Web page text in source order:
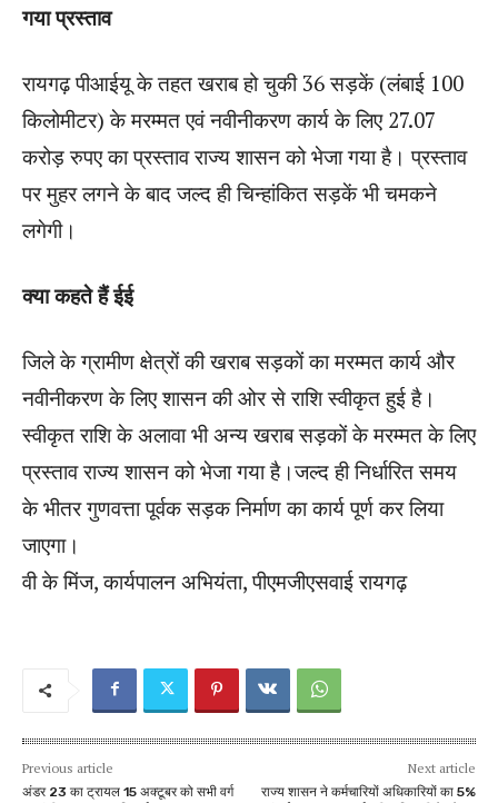
गया प्रस्ताव
रायगढ़ पीआईयू के तहत खराब हो चुकी 36 सड़कें (लंबाई 100
किलोमीटर) के मरम्मत एवं नवीनीकरण कार्य के लिए 27.07
करोड़ रुपए का प्रस्ताव राज्य शासन को भेजा गया है। प्रस्ताव
पर मुहर लगने के बाद जल्द ही चिन्हांकित सड़कें भी चमकने
लगेगी।
क्या कहते हैं ईई
जिले के ग्रामीण क्षेत्रों की खराब सड़कों का मरम्मत कार्य और
नवीनीकरण के लिए शासन की ओर से राशि स्वीकृत हुई है।
स्वीकृत राशि के अलावा भी अन्य खराब सड़कों के मरम्मत के लिए
प्रस्ताव राज्य शासन को भेजा गया है।जल्द ही निर्धारित समय
के भीतर गुणवत्ता पूर्वक सड़क निर्माण का कार्य पूर्ण कर लिया
जाएगा।
वी के मिंज, कार्यपालन अभियंता, पीएमजीएसवाई रायगढ़
Previous article
अंडर 23 का ट्रायल 15 अक्टूबर को सभी वर्ग
Next article
राज्य शासन ने कर्मचारियों अधिकारियों का 5%